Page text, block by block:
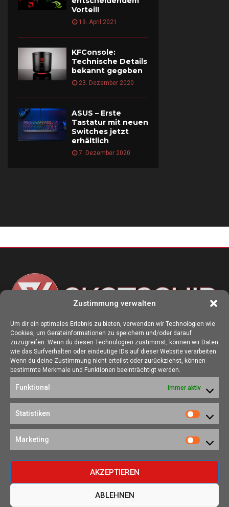
Zustimmung verwalten
Um dir ein optimales Erlebnis zu bieten, verwenden wir Technologien wie
Cookies, um Geräteinformationen zu speichern und/oder darauf
zuzugreifen. Wenn du diesen Technologien zustimmst, können wir Daten
wie das Surfverhalten oder eindeutige IDs auf dieser Website verarbeiten.
Wenn du deine Zustimmung nicht erteilst oder zurückziehst, können
bestimmte Merkmale und Funktionen beeinträchtigt werden.
Funktional Immer aktiv
Statistiken
Marketing
AKZEPTIEREN
ABLEHNEN
Vorteil!
19. April 2021
KFConsole:
Technische Details
bekannt gegeben
23. Dezember 2020
ASUS – Erste
Tastatur mit neuen
Switches jetzt
erhältlich
7. Dezember 2020
ÜBER UNS
Die Seite skotschir.de wurde im August 2017 zur gamescom
gegründet. Unser Ziel ist es, eine Heimat für alle Spieler:innen zu